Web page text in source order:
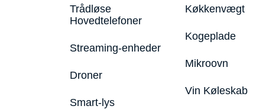
Trådløse
Hovedtelefoner
Streaming-enheder
Droner
Smart-lys
Køkkenvægt
Kogeplade
Mikroovn
Vin Køleskab